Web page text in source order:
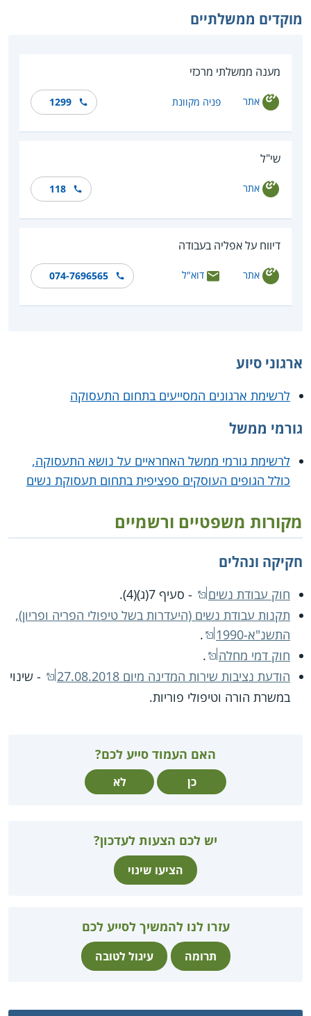
מוקדים ממשלתיים
מענה ממשלתי מרכזי
אתר פניה מקוונת 1299
שי"ל
אתר 118
דיווח על אפליה בעבודה
אתר דוא"ל 074-7696565
ארגוני סיוע
לרשימת ארגונים המסייעים בתחום התעסוקה
גורמי ממשל
לרשימת גורמי ממשל האחראיים על נושא התעסוקה,
כולל הגופים העוסקים ספציפית בתחום תעסוקת נשים
מקורות משפטיים ורשמיים
חקיקה ונהלים
חוק עבודת נשים
- סעיף 7(ג)(4).
תקנות עבודת נשים (היעדרות בשל טיפולי הפריה ופריון),
התשנ"א-1990
.
חוק דמי מחלה
.
הודעת נציבות שירות המדינה מיום 27.08.2018
- שינוי
במשרת הורה וטיפולי פוריות.
האם העמוד סייע לכם?
כן לא
יש לכם הצעות לעדכון?
הציעו שינוי
עזרו לנו להמשיך לסייע לכם
תרומה עיגול לטובה